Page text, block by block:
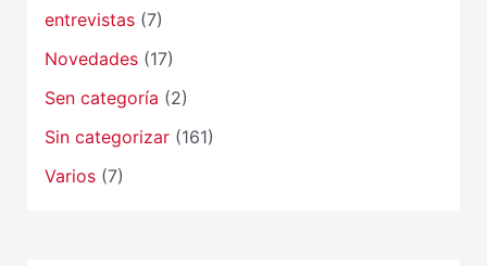
entrevistas(7)
Novedades(17)
Sen categoría (2)
Sin categorizar(161)
Varios(7)